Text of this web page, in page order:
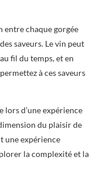
entre chaque gorgée
saveurs. Le vin peut
fil du temps, et en
à ces saveurs
lors d’une expérience
du plaisir de
une expérience
la complexité et la